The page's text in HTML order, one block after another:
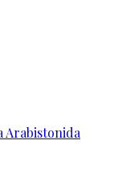
Arabistonida